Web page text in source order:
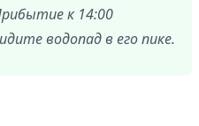
к 14:00
водопад в его пике.